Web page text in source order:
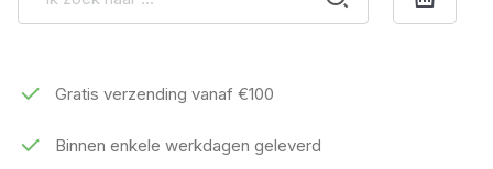
Gratis verzending vanaf €100
Binnen enkele werkdagen geleverd